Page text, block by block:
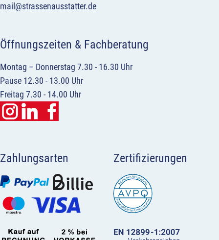
mail@strassenausstatter.de
Öffnungszeiten & Fachberatung
Montag – Donnerstag 7.30 - 16.30 Uhr
Pause 12.30 - 13.00 Uhr
Freitag 7.30 - 14.00 Uhr
Zahlungsarten Zertifizierungen